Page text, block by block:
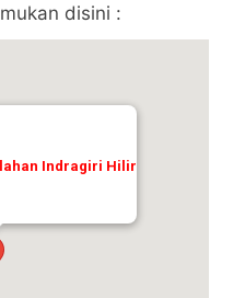
disini :
Indragiri Hilir